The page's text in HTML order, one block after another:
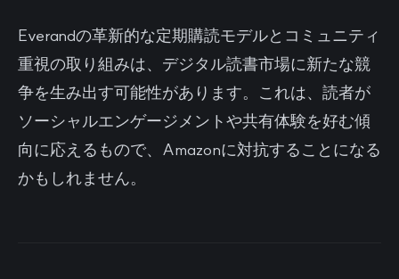
Everandの革新的な定期購読モデルとコミュニティ
重視の取り組みは、デジタル読書市場に新たな競
争を生み出す可能性があります。これは、読者が
ソーシャルエンゲージメントや共有体験を好む傾
向に応えるもので、Amazonに対抗することになる
かもしれません。